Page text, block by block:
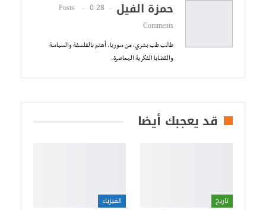
حمزة الفيل 28 Posts
0
Comments
طالب طب بشري، من سوريا. أهتم بالفلسفة والسياسة
والقضايا الفكرية المعاصرة.
قد يعجبك أيضا
تاريخ الفيزياء